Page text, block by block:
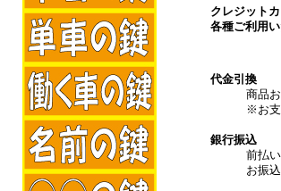
クレジット
各種ご利用い
代金引換
商品
※お支
銀行振込
前払
お振